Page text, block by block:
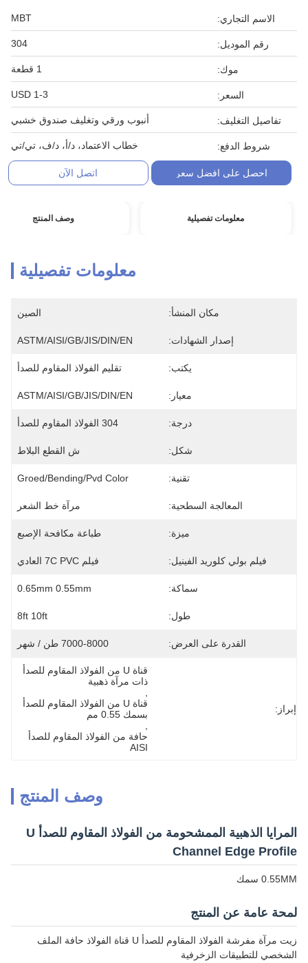
الاسم التجاري: MBT
رقم الموديل: 304
موك: 1 قطعة
السعر: 1-3 USD
تفاصيل التغليف: أنبوب ورقي وتغليف صندوق خشبي
شروط الدفع: خطاب الاعتماد، د/أ، د/ف، تي/تي
احصل على افضل سعر اتصل الآن
معلومات تفصيلية وصف المنتج
معلومات تفصيلية
مكان المنشأ: الصين
إصدار الشهادات: ASTM/AISI/GB/JIS/DIN/EN
يكتب: تقليم الفولاذ المقاوم للصدأ
معيار: ASTM/AISI/GB/JIS/DIN/EN
درجة: 304 الفولاذ المقاوم للصدأ
شكل: ش القطع البلاط
تقنية: Groed/bending/pvd Color
المعالجة السطحية: مرآة خط الشعر
ميزة: طباعة مكافحة الإصبع
فيلم بولي كلوريد الفينيل: فيلم 7C PVC العادي
سماكة: 0.65mm 0.55mm
طول: 8ft 10ft
القدرة على العرض: 7000-8000 طن / شهر
إبراز:
ذات مرآة ذهبية
بسمك 0.55 مم
AISI
وصف المنتج
المرايا الذهبية الممشحومة من الفولاذ المقاوم للصدأ U
Channel Edge Profile
0.55MM سمك
لمحة عامة عن المنتج
زيت مرآة مفرشة الفولاذ المقاوم للصدأ U قناة الفولاذ حافة الملف
الشخصي للتطبيقات الزخرفية